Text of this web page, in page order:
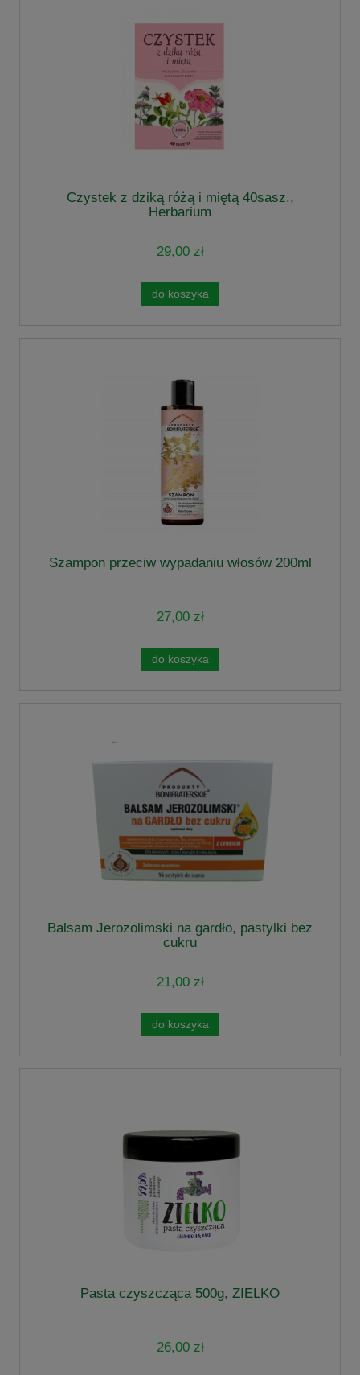
Czystek z dziką różą i miętą 40sasz.,
Herbarium
29,00 zł
do koszyka
Szampon przeciw wypadaniu włosów 200ml
27,00 zł
do koszyka
Balsam Jerozolimski na gardło, pastylki bez
cukru
21,00 zł
do koszyka
Pasta czyszcząca 500g, ZIELKO
26,00 zł